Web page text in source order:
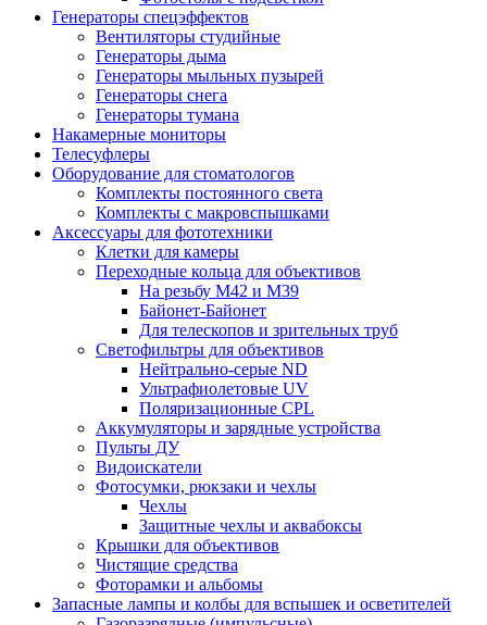
Генераторы спецэффектов
Вентиляторы студийные
Генераторы дыма
Генераторы мыльных пузырей
Генераторы снега
Генераторы тумана
Накамерные мониторы
Телесуфлеры
Оборудование для стоматологов
Комплекты постоянного света
Комплекты с макровспышками
Аксессуары для фототехники
Клетки для камеры
Переходные кольца для объективов
На резьбу М42 и М39
Байонет-Байонет
Для телескопов и зрительных труб
Светофильтры для объективов
Нейтрально-серые ND
Ультрафиолетовые UV
Поляризационные CPL
Аккумуляторы и зарядные устройства
Пульты ДУ
Видоискатели
Фотосумки, рюкзаки и чехлы
Чехлы
Защитные чехлы и аквабоксы
Крышки для объективов
Чистящие средства
Фоторамки и альбомы
Запасные лампы и колбы для вспышек и осветителей